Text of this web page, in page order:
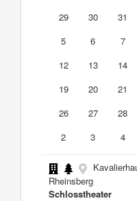
29
30 31
5
6 7
12
13 14
19
20 21
26
27 28
2
3 4
Rheinsberg
Schlosstheater